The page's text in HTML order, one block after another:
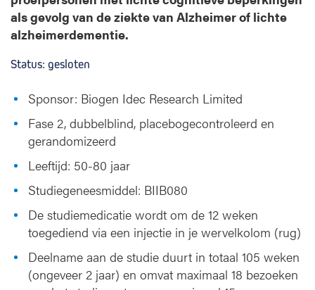
als gevolg van de ziekte van Alzheimer of lichte
alzheimerdementie.
Status: gesloten
Sponsor: Biogen Idec Research Limited
Fase 2, dubbelblind, placebogecontroleerd en
gerandomizeerd
Leeftijd: 50-80 jaar
Studiegeneesmiddel: BIIB080
De studiemedicatie wordt om de 12 weken
toegediend via een injectie in je wervelkolom (rug)
Deelname aan de studie duurt in totaal 105 weken
(ongeveer 2 jaar) en omvat maximaal 18 bezoeken